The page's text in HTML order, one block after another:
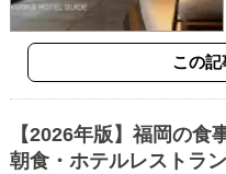
この
【2026年版】福岡の食
朝食・ホテルレストラ